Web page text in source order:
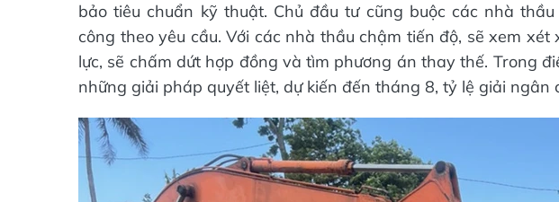
bảo tiêu chuẩn kỹ thuật. Chủ đầu tư cũng buộc các nhà
công theo yêu cầu. Với các nhà thầu chậm tiến độ, sẽ xem
lực, sẽ chấm dứt hợp đồng và tìm phương án thay thế. Trong
những giải pháp quyết liệt, dự kiến đến tháng 8, tỷ lệ giải ngân